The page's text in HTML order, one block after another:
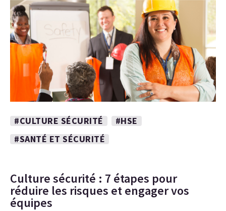
#CULTURE SÉCURITÉ
#HSE
#SANTÉ ET SÉCURITÉ
Culture sécurité : 7 étapes pour
réduire les risques et engager vos
équipes